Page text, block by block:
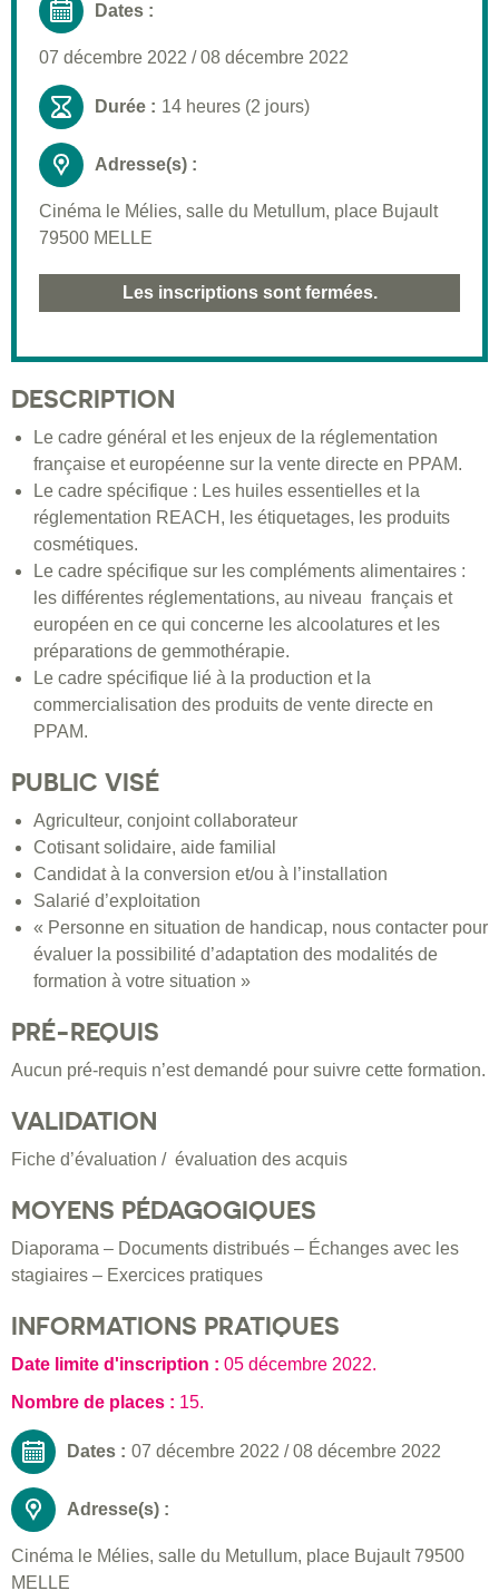
Dates :
07 décembre 2022 /08 décembre 2022
Durée : 14 heures (2 jours)
Adresse(s) :
Cinéma le Mélies, salle du Metullum, place Bujault
79500 MELLE
Les inscriptions sont fermées.
DESCRIPTION
Le cadre général et les enjeux de la réglementation
française et européenne sur la vente directe en PPAM.
Le cadre spécifique : Les huiles essentielles et la
réglementation REACH, les étiquetages, les produits
cosmétiques.
Le cadre spécifique sur les compléments alimentaires :
les différentes réglementations, au niveau français et
européen en ce qui concerne les alcoolatures et les
préparations de gemmothérapie.
Le cadre spécifique lié à la production et la
commercialisation des produits de vente directe en
PPAM.
PUBLIC VISÉ
Agriculteur, conjoint collaborateur
Cotisant solidaire, aide familial
Candidat à la conversion et/ou à l’installation
Salarié d’exploitation
« Personne en situation de handicap, nous contacter pour
évaluer la possibilité d’adaptation des modalités de
formation à votre situation »
PRÉ-REQUIS
Aucun pré-requis n’est demandé pour suivre cette formation.
VALIDATION
Fiche d’évaluation / évaluation des acquis
MOYENS PÉDAGOGIQUES
Diaporama – Documents distribués – Échanges avec les
stagiaires – Exercices pratiques
INFORMATIONS PRATIQUES
Date limite d'inscription : 05 décembre 2022.
Nombre de places : 15.
Dates : 07 décembre 2022 /08 décembre 2022
Adresse(s) :
Cinéma le Mélies, salle du Metullum, place Bujault 79500
MELLE